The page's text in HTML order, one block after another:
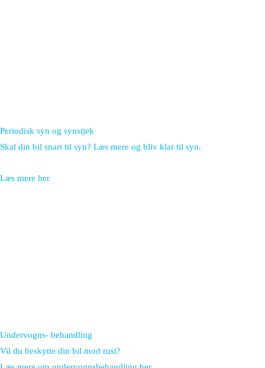
Periodisk syn og synstjek
Skal din bil snart til syn? Læs mere og bliv klar til syn.
Læs mere her
Undervogns- behandling
Vil du beskytte din bil mod rust?